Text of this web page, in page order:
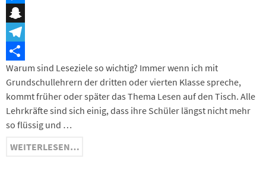
Messenger
Snapchat
Telegram
Teilen
Warum sind Leseziele so wichtig? Immer wenn ich mit
Grundschullehrern der dritten oder vierten Klasse spreche,
kommt früher oder später das Thema Lesen auf den Tisch. Alle
Lehrkräfte sind sich einig, dass ihre Schüler längst nicht mehr
so flüssig und …
WEITERLESEN…